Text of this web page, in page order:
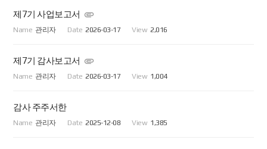
제7기 사업보고서
관리자 2026-03-17 2,016
제7기 감사보고서
관리자 2026-03-17 1,004
감사 주주서한
관리자 2025-12-08 1,385